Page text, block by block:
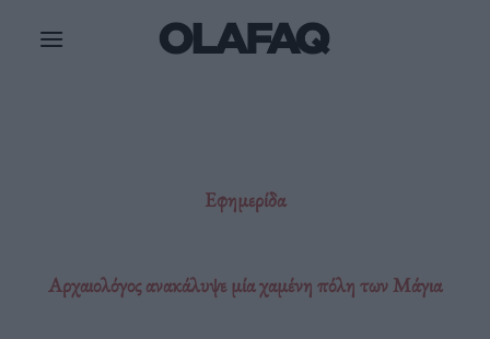
Εφημερίδα
Αρχαιολόγος ανακάλυψε μία χαμένη πόλη των Μάγια